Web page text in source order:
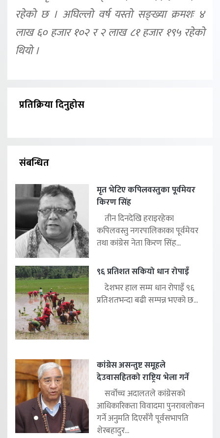
रहेको छ । अघिल्लो वर्ष यस्तो सङ्ख्या क्रमशः ४
लाख ६० हजार १०२ र २ लाख ८१ हजार १९५ रहेको
थियो ।
प्रतिक्रिया दिनुहोस
संबन्धित
मृत भेटिए कपिलवस्तुका पूर्वमेयर
किरण सिंह
तीन दिनदेखि हराइरहेका
कपिलवस्तु नगरपालिकाका पूर्वमेयर
तथा कांग्रेस नेता किरण सिंह...
९६ प्रतिशत सकियो धान रोपाइँ
देशभर हाल सम्म धान रोपाइँ ९६
प्रतिशतभन्दा बढी सम्पन्न भएको छ...
कांग्रेस असन्तुष्ट समूहले
देउवासहितको राष्ट्रिय भेला गर्ने
सर्वोच्च अदालतले कांग्रेसको
आधिकारिकता विवादमा पुनरावलोकन
गर्ने अनुमति दिएसँगै पूर्वसभापति
शेरबहादुर...